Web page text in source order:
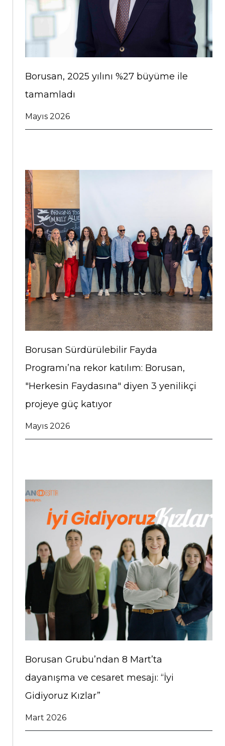
Borusan, 2025 yılını %27 büyüme ile
tamamladı
Mayıs 2026
Borusan Sürdürülebilir Fayda
Programı’na rekor katılım: Borusan,
"Herkesin Faydasına" diyen 3 yenilikçi
projeye güç katıyor
Mayıs 2026
Borusan Grubu’ndan 8 Mart’ta
dayanışma ve cesaret mesajı: “İyi
Gidiyoruz Kızlar”
Mart 2026